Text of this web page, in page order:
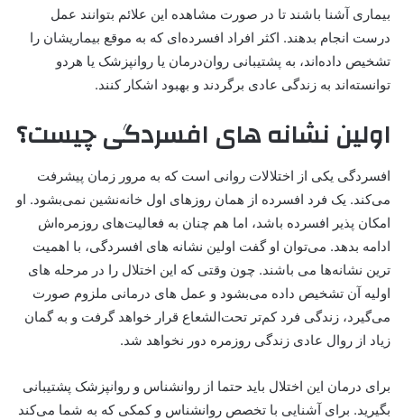
بیماری آشنا باشند تا در صورت مشاهده این علائم بتوانند عمل
درست انجام بدهند. اکثر افراد افسرده‌ای که به موقع بیماریشان را
تشخیص داده‌اند، به پشتیبانی روان‌درمان یا روانپزشک یا هردو
توانسته‌اند به زندگی عادی برگردند و بهبود اشکار کنند.
اولین نشانه های افسردگی چیست؟
افسردگی یکی از اختلالات روانی است که به مرور زمان پیشرفت
می‌کند. یک فرد افسرده از همان روزهای اول خانه‌نشین نمی‌بشود. او
امکان پذیر افسرده باشد، اما هم چنان به فعالیت‌های روزمره‌اش
ادامه بدهد. می‌توان او گفت اولین نشانه های افسردگی، با اهمیت
ترین نشانه‌ها می باشند. چون وقتی که این اختلال را در مرحله های
اولیه آن تشخیص داده می‌بشود و عمل های درمانی ملزوم صورت
می‌گیرد، زندگی فرد کم‌تر تحت‌الشعاع قرار خواهد گرفت و به گمان
زیاد از روال عادی زندگی روزمره دور نخواهد شد.
برای درمان این اختلال باید حتما از روانشناس و روانپزشک پشتیبانی
بگیرید. برای آشنایی با تخصص روانشناس و کمکی که به شما می‌کند